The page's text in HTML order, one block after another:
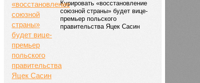
Курировать «восстановление
союзной страны» будет вице-
премьер польского
правительства Яцек Сасин